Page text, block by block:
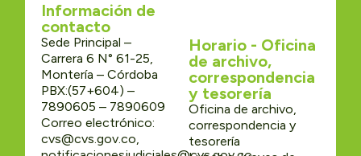
Información de
contacto
Sede Principal –
Carrera 6 N° 61-25,
Montería – Córdoba
PBX:(57+604) –
7890605 – 7890609
Correo electrónico:
cvs@cvs.gov.co,
Horario - Oficina
de archivo,
correspondencia
y tesorería
Oficina de archivo,
correspondencia y
tesorería